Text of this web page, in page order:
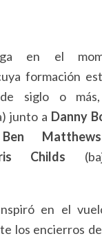
en el
formación
siglo o
junto a Danny
Ben Matthews
Childs
en el
los encierros